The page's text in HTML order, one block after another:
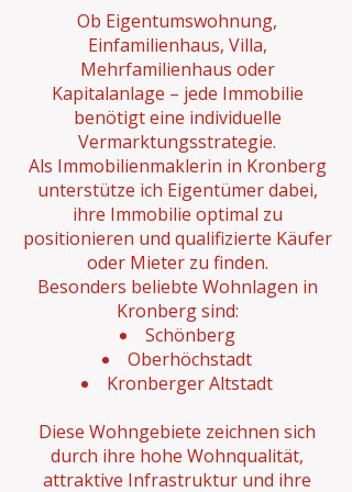
Ob Eigentumswohnung,
Einfamilienhaus, Villa,
Mehrfamilienhaus oder
Kapitalanlage – jede Immobilie
benötigt eine individuelle
Vermarktungsstrategie.
Als Immobilienmaklerin in Kronberg
unterstütze ich Eigentümer dabei,
ihre Immobilie optimal zu
positionieren und qualifizierte Käufer
oder Mieter zu finden.
Besonders beliebte Wohnlagen in
Kronberg sind:
Schönberg
Oberhöchstadt
Kronberger Altstadt
Diese Wohngebiete zeichnen sich
durch ihre hohe Wohnqualität,
attraktive Infrastruktur und ihre